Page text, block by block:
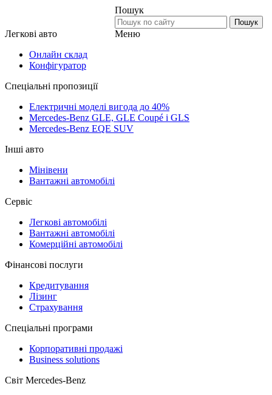
Пошук
Пошук
Меню
Легкові авто
Онлайн склад
Конфігуратор
Спеціальні пропозиції
Електричні моделі вигода до 40%
Mercedes-Benz GLE, GLE Coupé і GLS
Mercedes-Benz EQE SUV
Інші авто
Мінівени
Вантажні автомобілі
Сервіс
Легкові автомобілі
Вантажні автомобілі
Комерційні автомобілі
Фінансові послуги
Кредитування
Лізинг
Страхування
Спеціальні програми
Корпоративні продажі
Business solutions
Світ Mercedes-Benz